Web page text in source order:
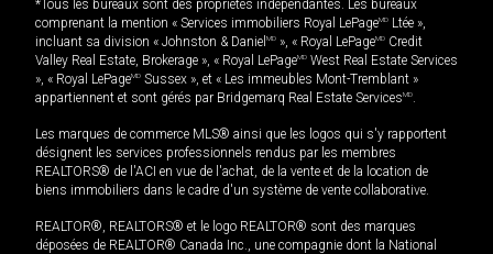
*Tous les bureaux sont des propriétés indépendantes. Les bureaux
comprenant la mention « Services immobiliers Royal LePageMD Ltée »,
incluant sa division « Johnston & Daniel MD », « Royal LePageMD Credit
Valley Real Estate, Brokerage », « Royal LePageMD West Real Estate Services
», « Royal LePageMD Sussex », et « Les immeubles Mont-Tremblant »
appartiennent et sont gérés par Bridgemarq Real Estate ServicesMD
Les marques de commerce MLS® ainsi que les logos qui s'y rapportent
désignent les services professionnels rendus par les membres
REALTORS® de l'ACI en vue de l'achat, de la vente et de la location de
biens immobiliers dans le cadre d'un système de vente collaborative.
REALTOR®, REALTORS® et le logo REALTOR® sont des marques
déposées de REALTOR® Canada Inc., une compagnie dont la National